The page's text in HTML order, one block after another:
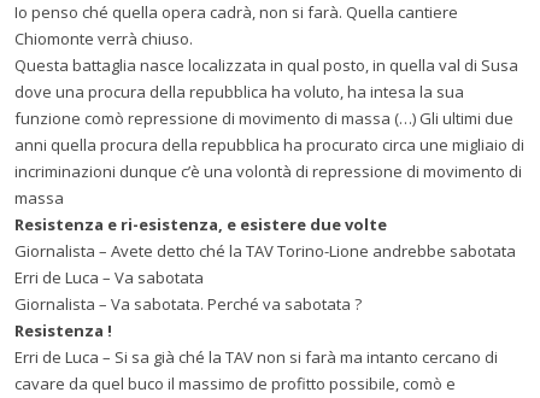
Io penso ché quella opera cadrà, non si farà. Quella cantiere
Chiomonte verrà chiuso.
Questa battaglia nasce localizzata in qual posto, in quella val di Susa
dove una procura della repubblica ha voluto, ha intesa la sua
funzione comò repressione di movimento di massa (…) Gli ultimi due
anni quella procura della repubblica ha procurato circa une migliaio di
incriminazioni dunque c’è una volontà di repressione di movimento di
massa
Resistenza e ri-esistenza, e esistere due volte
Giornalista – Avete detto ché la TAV Torino-Lione andrebbe sabotata
Erri de Luca – Va sabotata
Giornalista – Va sabotata. Perché va sabotata ?
Resistenza !
Erri de Luca – Si sa già ché la TAV non si farà ma intanto cercano di
cavare da quel buco il massimo de profitto possibile, comò e